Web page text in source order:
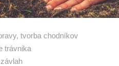
tvorba chodníkov
trávnika